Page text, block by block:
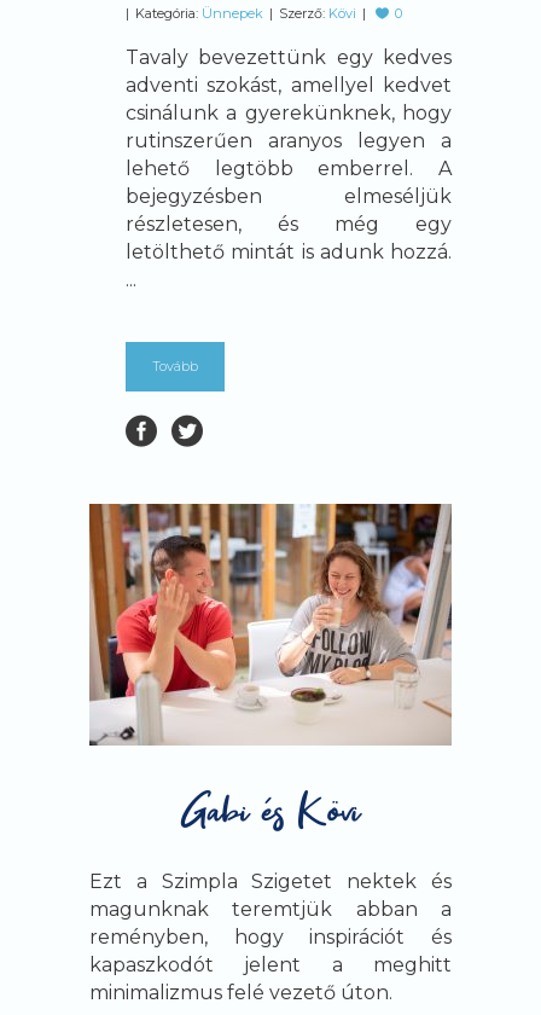
Kategória: Ünnepek Szerző: Kövi 0
Tavaly bevezettünk egy kedves
adventi szokást, amellyel kedvet
csinálunk a gyerekünknek, hogy
rutinszerűen aranyos legyen a
lehető legtöbb emberrel. A
bejegyzésben elmeséljük
részletesen, és még egy
letölthető mintát is adunk hozzá.
...
Tovább
Ezt a Szimpla Szigetet nektek és
magunknak teremtjük abban a
reményben, hogy inspirációt és
kapaszkodót jelent a meghitt
minimalizmus felé vezető úton.